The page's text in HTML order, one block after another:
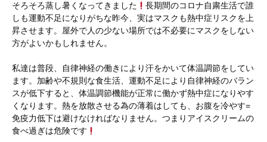
そろそろ蒸し暑くなってきました
長期間のコロナ自粛生活で誰
しも運動不足になりがちな昨今、実はマスクも熱中症リスクを上
昇させます。屋外で人の少ない場所では不必要にマスクをしない
方がよいかもしれません。
私達は普段、自律神経の働きにより汗をかいて体温調節をしてい
ます。加齢や不規則な食生活、運動不足により自律神経のバラン
スが低下すると、体温調節機能が正常に働かず熱中症になりやす
くなります。熱を放散させる為の薄着はしても、お腹を冷やす=
免疫力低下は避けなければなりません。つまりアイスクリームの
食べ過ぎは危険です